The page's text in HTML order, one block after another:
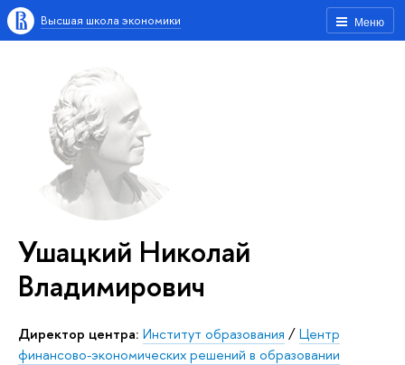
Меню
Высшая школа экономики
Ушацкий Николай
Владимирович
директор центра: Институт образования /Центр
финансово-экономических решений в образовании